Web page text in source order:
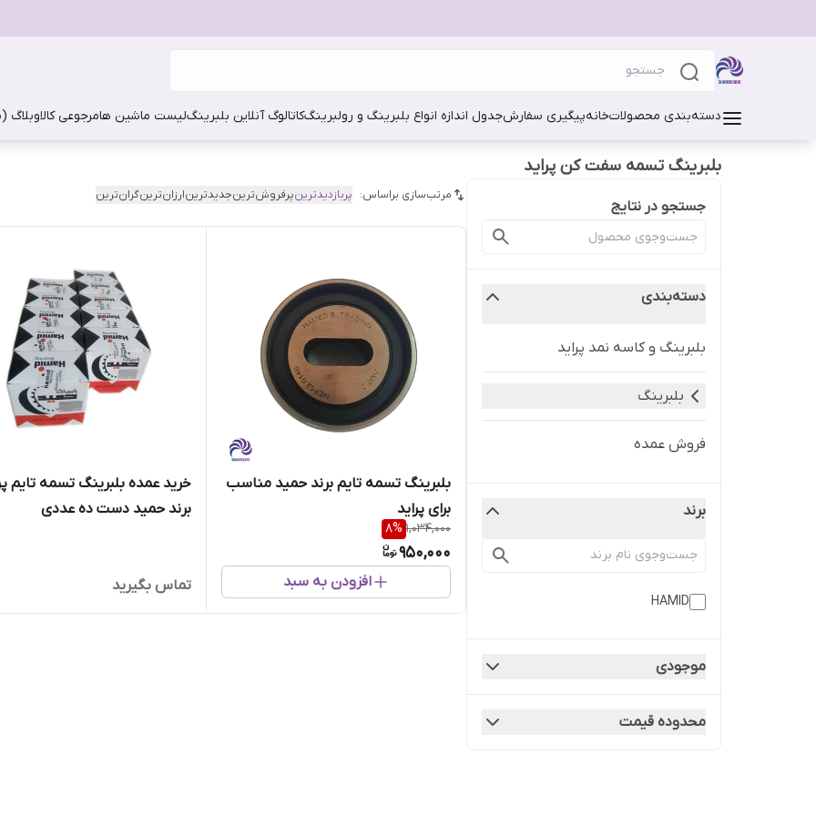
دسته‌بندی محصولاتخانهپیگیری سفارشجدول اندازه انواع بلبرینگ و رولبرینگکاتالوگ آنلاین بلبرینگلیست ماشین هامرجوعی کالاوبلاگ
بلبرینگ تسمه سفت کن پراید
جستجو در نتایج
دسته‌بندی
بلبرینگ و کاسه نمد پراید
بلبرینگ
فروش عمده
برند
HAMID
موجودی
محدوده قیمت
مرتب‌سازی براساس: پربازدیدترینپرفروش‌ترینجدیدترینارزان‌ترینگران‌ترین
بلبرینگ تسمه تایم برند حمید مناسب
برای پراید
1,034,000
8%
950,000
افزودن به سبد
خرید عمده بلبرینگ تسمه تایم
برند حمید دست ده عددی
تماس بگیرید